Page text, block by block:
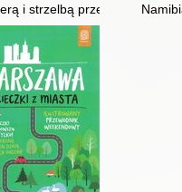
i strzelbą przez Mato